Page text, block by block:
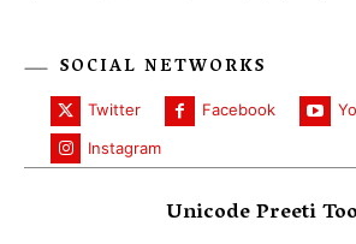
SOCIAL NETWORKS
Twitter Facebook
Instagram
Unicode Preeti